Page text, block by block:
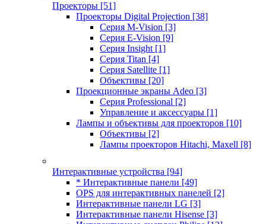
Проекторы [51]
Проекторы Digital Projection [38]
Серия M-Vision [3]
Серия E-Vision [9]
Серия Insight [1]
Серия Titan [4]
Серия Satellite [1]
Объективы [20]
Проекционные экраны Adeo [3]
Серия Professional [2]
Управление и аксессуары [1]
Лампы и объективы для проекторов [10]
Объективы [2]
Лампы проекторов Hitachi, Maxell [8]
Интерактивные устройства [94]
* Интерактивные панели [49]
OPS для интерактивных панелей [2]
Интерактивные панели LG [3]
Интерактивные панели Hisense [3]